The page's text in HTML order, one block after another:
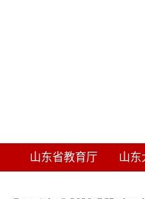
山东省教育厅 山东